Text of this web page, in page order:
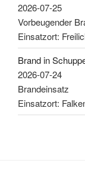
2026-07-25
Vorbeugender
Einsatzort:
Brand in
2026-07-24
Brandeinsatz
Einsatzort: